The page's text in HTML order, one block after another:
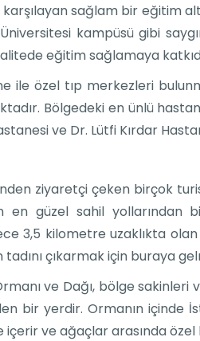
sağlam bir eğitim
kampüsü gibi
eğitim sağlamaya
ile özel tıp merkezleri
Bölgedeki en ünlü
ve Dr. Lütfi Kırdar
ziyaretçi çeken birçok
en güzel sahil yollarından
3,5 kilometre uzaklıkta
tadını çıkarmak için buraya
ve Dağı, bölge
bir yerdir. Ormanın içinde
ve ağaçlar arasında